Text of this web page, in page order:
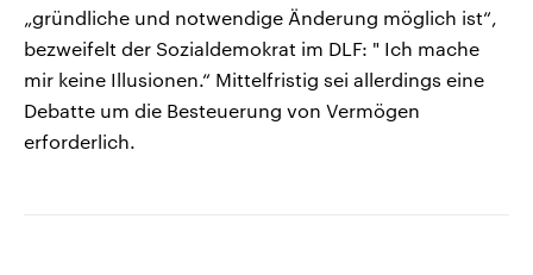
„gründliche und notwendige Änderung möglich ist“,
bezweifelt der Sozialdemokrat im DLF: " Ich mache
mir keine Illusionen.“ Mittelfristig sei allerdings eine
Debatte um die Besteuerung von Vermögen
erforderlich.